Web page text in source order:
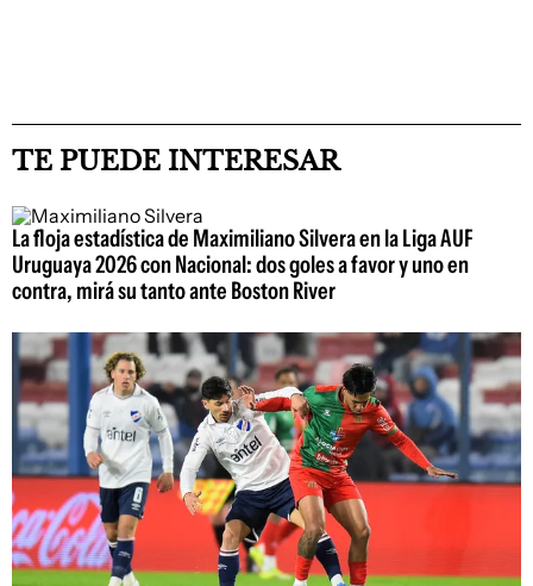
TE PUEDE INTERESAR
La floja estadística de Maximiliano Silvera en la Liga AUF
Uruguaya 2026 con Nacional: dos goles a favor y uno en
contra, mirá su tanto ante Boston River